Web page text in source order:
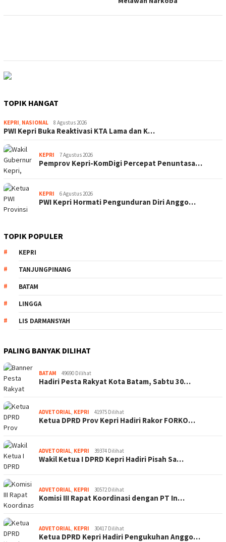
TOPIK HANGAT
KEPRI, NASIONAL 8 Agustus 2026
PWI Kepri Buka Reaktivasi KTA Lama dan K…
KEPRI 7 Agustus 2026
Pemprov Kepri-KomDigi Percepat Penuntasa…
KEPRI 6 Agustus 2026
PWI Kepri Hormati Pengunduran Diri Anggo…
TOPIK POPULER
KEPRI
TANJUNGPINANG
BATAM
LINGGA
LIS DARMANSYAH
PALING BANYAK DILIHAT
BATAM 49690 Dilihat
Hadiri Pesta Rakyat Kota Batam, Sabtu 30…
ADVETORIAL, KEPRI 41975 Dilihat
Ketua DPRD Prov Kepri Hadiri Rakor FORKO…
ADVETORIAL, KEPRI 39374 Dilihat
Wakil Ketua I DPRD Kepri Hadiri Pisah Sa…
ADVETORIAL, KEPRI 30572 Dilihat
Komisi III Rapat Koordinasi dengan PT In…
ADVETORIAL, KEPRI 30417 Dilihat
Ketua DPRD Kepri Hadiri Pengukuhan Anggo…